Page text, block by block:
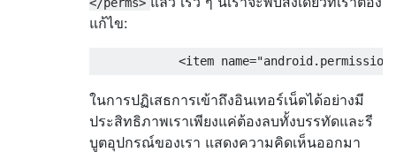
แก้ไข:
ในการปฏิเสธการเข้าถึงอินเทอร์เน็ตได้อย่างมี
ประสิทธิภาพเราเพียงแค่ต้องลบทั้งบรรทัดและรี
บูตอุปกรณ์ของเรา แสดงความคิดเห็นออกมา